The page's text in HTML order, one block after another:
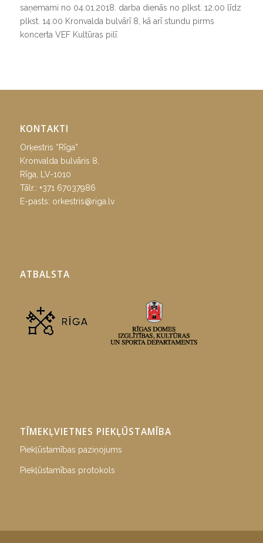
saņemami no 04.01.2018. darba dienās no plkst. 12.00 līdz
plkst. 14.00 Kronvalda bulvārī 8, kā arī stundu pirms
koncerta VEF Kultūras pilī.
KONTAKTI
Orķestris “Rīga”
Kronvalda bulvāris 8,
Rīga, LV-1010
Tālr.: +371 67037986
E-pasts: orkestris@riga.lv
ATBALSTA
TĪMEKĻVIETNES PIEKĻŪSTAMĪBA
Piekļūstamības paziņojums
Piekļūstamības protokols